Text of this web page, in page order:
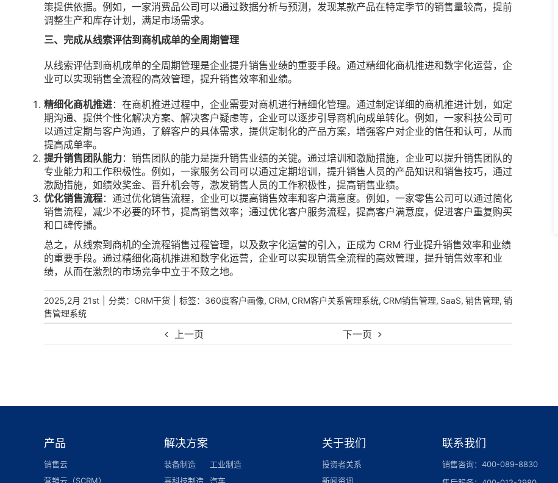
上一页 下一页
策提供依据。例如，一家消费品公司可以通过数据分析与预测，发现某款产品在特定季节的销售量较高，提前
调整生产和库存计划，满足市场需求。
三、完成从线索评估到商机成单的全周期管理
从线索评估到商机成单的全周期管理是企业提升销售业绩的重要手段。通过精细化商机推进和数字化运营，企
业可以实现销售全流程的高效管理，提升销售效率和业绩。
精细化商机推进：在商机推进过程中，企业需要对商机进行精细化管理。通过制定详细的商机推进计划，如定
期沟通、提供个性化解决方案、解决客户疑虑等，企业可以逐步引导商机向成单转化。例如，一家科技公司可
以通过定期与客户沟通，了解客户的具体需求，提供定制化的产品方案，增强客户对企业的信任和认可，从而
提高成单率。
提升销售团队能力：销售团队的能力是提升销售业绩的关键。通过培训和激励措施，企业可以提升销售团队的
专业能力和工作积极性。例如，一家服务公司可以通过定期培训，提升销售人员的产品知识和销售技巧，通过
激励措施，如绩效奖金、晋升机会等，激发销售人员的工作积极性，提高销售业绩。
优化销售流程：通过优化销售流程，企业可以提高销售效率和客户满意度。例如，一家零售公司可以通过简化
销售流程，减少不必要的环节，提高销售效率；通过优化客户服务流程，提高客户满意度，促进客户重复购买
和口碑传播。
总之，从线索到商机的全流程销售过程管理，以及数字化运营的引入，正成为 CRM 行业提升销售效率和业绩
的重要手段。通过精细化商机推进和数字化运营，企业可以实现销售全流程的高效管理，提升销售效率和业
绩，从而在激烈的市场竞争中立于不败之地。
2025,2月 21st 分类： CRM干货 标签： 360度客户画像, CRM, CRM客户关系管理系统, CRM销售管理, SaaS, 销售管理, 销
售管理系统
产品
销售云
营销云（SCRM）
解决方案
装备制造
工业制造
高科技制造
汽车
关于我们
投资者关系
新闻资讯
联系我们
销售咨询：400-089-8830